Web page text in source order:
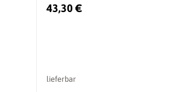
43,30 €
lieferbar